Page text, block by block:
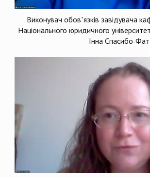
Виконувач обов’язків завідувача
Національного юридичного
Інна Спасибо-